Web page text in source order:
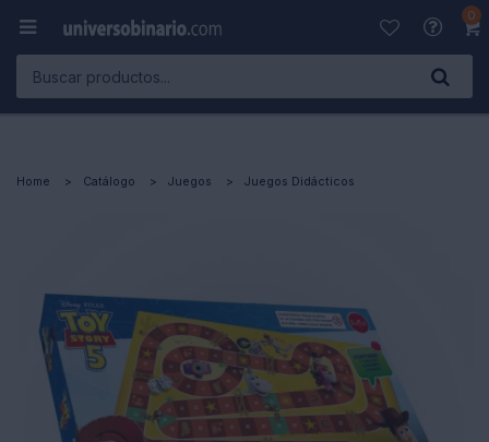
0

Home Catálogo Juegos Juegos Didácticos